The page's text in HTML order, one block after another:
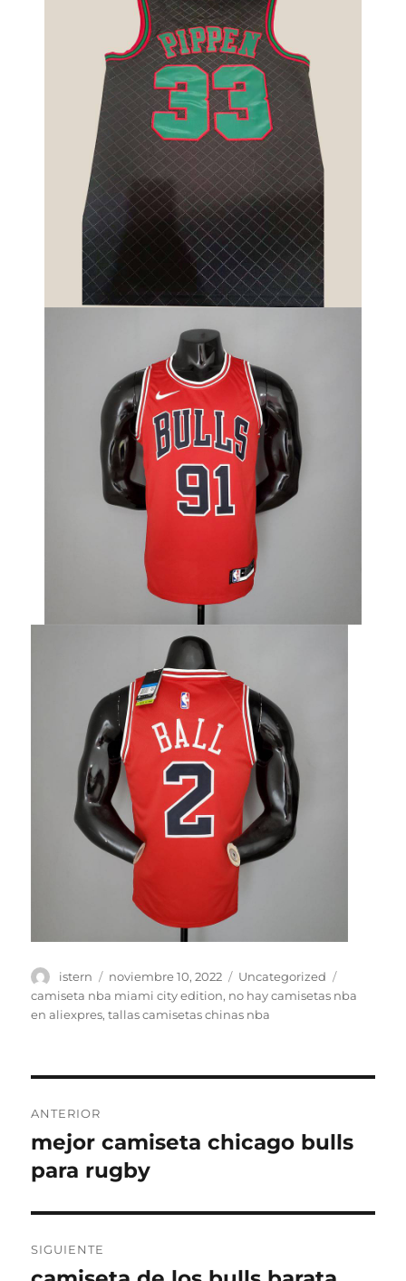
Autor
istern
Publicado
el
noviembre 10, 2022 Categorías
Uncategorized
camiseta nba miami city edition, no hay camisetas nba
en aliexpres,tallas camisetas chinas nba
de
entradas
ANTERIOR
Entrada
anterior:
mejor camiseta chicago bulls
para rugby
SIGUIENTE
Entrada